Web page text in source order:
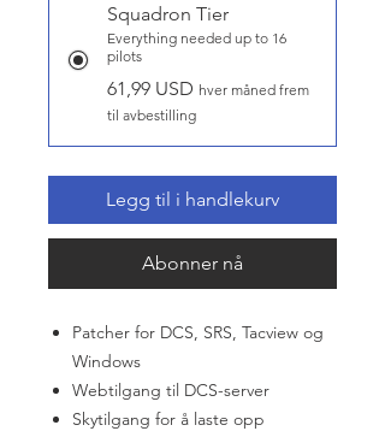
Squadron Tier
Everything needed up to 16
pilots
61,99 USD hver måned frem
til avbestilling
Legg til i handlekurv
Abonner nå
Patcher for DCS, SRS, Tacview og
Windows
Webtilgang til DCS-server
Skytilgang for å laste opp